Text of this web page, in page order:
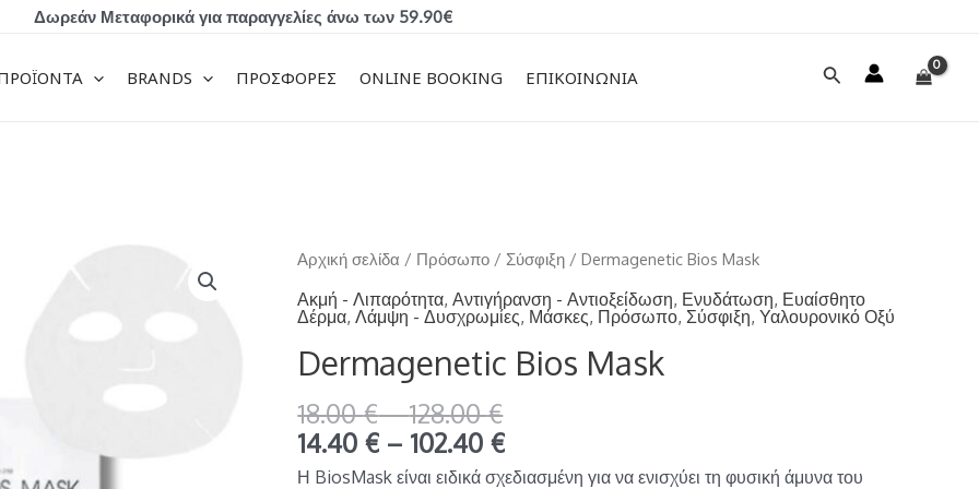
Δωρεάν Μεταφορικά για παραγγελίες άνω των 59.90€
BRANDS ΠΡΟΣΦΟΡΕΣ ONLINE BOOKING ΕΠΙΚΟΙΝΩΝΙΑ Αναζήτηση
Αρχική σελίδα / Πρόσωπο / Σύσφιξη / Dermagenetic Bios Mask
Ακμή - Λιπαρότητα,Αντιγήρανση - Αντιοξείδωση, Ενυδάτωση, Ευαίσθητο
Δέρμα,Λάμψη - Δυσχρωμίες, Μάσκες, Πρόσωπο, Σύσφιξη,Υαλουρονικό Οξύ
Dermagenetic Bios Mask
18.00€–128.00€
14.40 € – 102.40 €
Η BiosMask είναι ειδικά σχεδιασμένη για να ενισχύει τη φυσική άμυνα του
Dermagenetic
Bios
Mask
ποσότητα